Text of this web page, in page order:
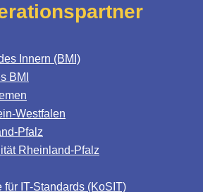
Innern (BMI)
BMI
Westfalen
Pfalz
Rheinland-Pfalz
IT-Standards (KoSIT)